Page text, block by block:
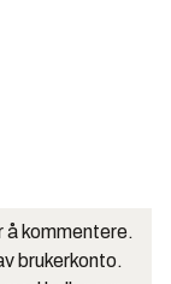
kommentere.
brukerkonto.